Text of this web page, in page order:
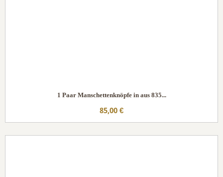
1 Paar Manschettenknöpfe in aus 835...
85,00 €